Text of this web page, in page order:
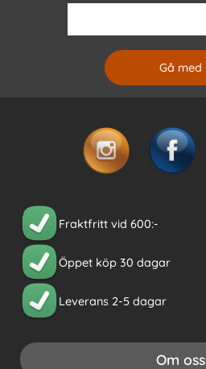
Fraktfritt vid 600:-
Öppet köp 30 dagar
Leverans 2-5 dagar
Om oss